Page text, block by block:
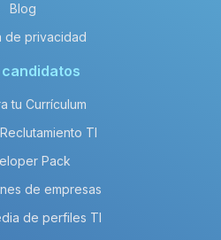
Blog
de privacidad
candidatos
tu Currículum
TI
Pack
de empresas
de perfiles TI